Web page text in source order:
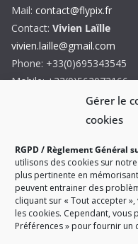
Gérer le
cookies
RGPD / Règlement Général
utilisons des cookies sur
plus pertinente en
peuvent entrainer des
cliquant sur « Tout accepter
les cookies. Cependant, vous
Préférences » pour fournir un
Mail: contact@flypix.fr
Contact: Vivien Laïlle
vivien.laille@gmail.com
Phone: +33(0)695343545
Mobile: +33(0)562072166
Formulaire de contact
Siret: 44215677400022 -
1226020